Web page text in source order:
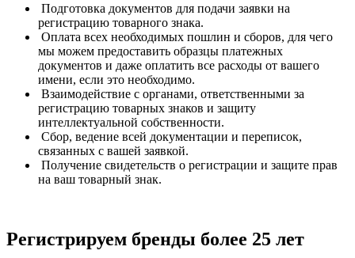
Подготовка документов для подачи заявки на
регистрацию товарного знака.
Оплата всех необходимых пошлин и сборов, для чего
мы можем предоставить образцы платежных
документов и даже оплатить все расходы от вашего
имени, если это необходимо.
Взаимодействие с органами, ответственными за
регистрацию товарных знаков и защиту
интеллектуальной собственности.
Сбор, ведение всей документации и переписок,
связанных с вашей заявкой.
Получение свидетельств о регистрации и защите прав
на ваш товарный знак.
Регистрируем бренды более 25 лет